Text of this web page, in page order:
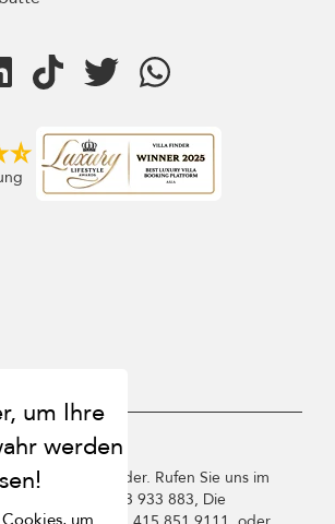
St. Barts Villa Finder. Rufen Sie uns im
an +44 2 033 933 883, Die
um